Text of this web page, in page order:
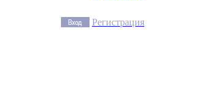
Регистрация